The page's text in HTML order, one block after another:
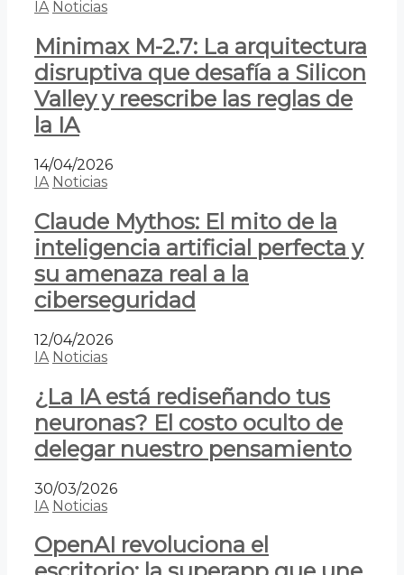
IA Noticias
Minimax M-2.7: La arquitectura
disruptiva que desafía a Silicon
Valley y reescribe las reglas de
la IA
14/04/2026
IA Noticias
Claude Mythos: El mito de la
inteligencia artificial perfecta y
su amenaza real a la
ciberseguridad
12/04/2026
IA Noticias
¿La IA está rediseñando tus
neuronas? El costo oculto de
delegar nuestro pensamiento
30/03/2026
IA Noticias
OpenAI revoluciona el